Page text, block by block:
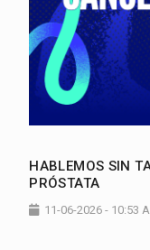
HABLEMOS SIN
PRÓSTATA
11-06-2026 - 10:53